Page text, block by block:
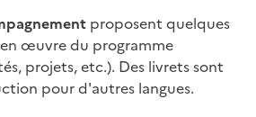
proposent quelques
œuvre du programme
projets, etc.). Des livrets sont
pour d'autres langues.